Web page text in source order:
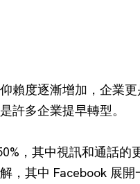
賴度逐漸增加，企業
許多企業提早轉型。
，其中視訊和通話
，其中 Facebook 展